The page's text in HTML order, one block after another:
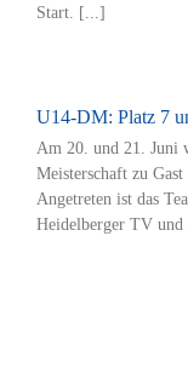
Start. [...]
U14-DM: Platz 7
Am 20. und 21. Juni
Meisterschaft zu
Angetreten ist das
Heidelberger TV